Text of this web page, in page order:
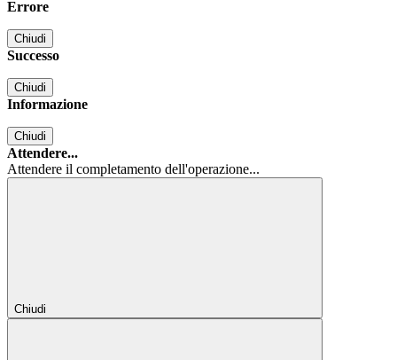
Errore
Chiudi
Successo
Chiudi
Informazione
Chiudi
Attendere...
Attendere il completamento dell'operazione...
Chiudi